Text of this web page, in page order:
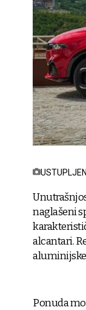
naglašeni
alcantari.
Ponuda